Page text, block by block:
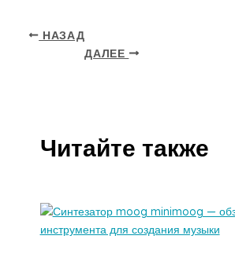
НАЗАД
ДАЛЕЕ
Читайте также